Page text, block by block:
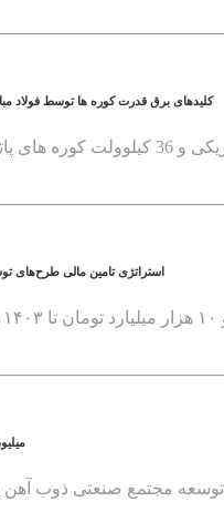
کلیدهای برق قدرت کوره ها توسط فولاد
استراتژی تامین مالی
280